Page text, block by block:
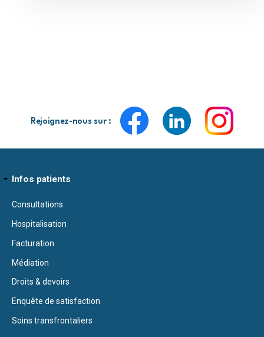
Rejoignez-nous sur :
Infos patients
Consultations
Hospitalisation
Facturation
Médiation
Droits & devoirs
Enquête de satisfaction
Soins transfrontaliers